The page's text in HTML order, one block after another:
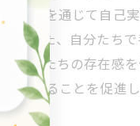
ことを通じて自己実
。また、自分たち
分たちの存在感を
加することを促進し